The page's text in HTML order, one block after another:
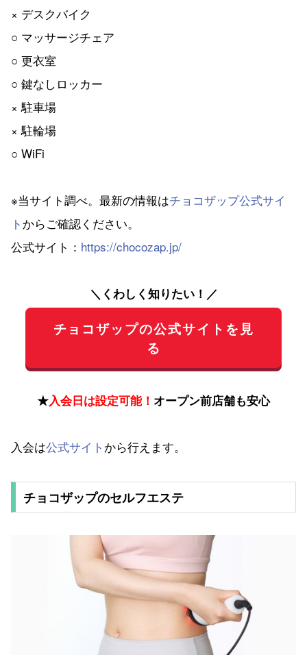
× デスクバイク
○ マッサージチェア
○ 更衣室
○ 鍵なしロッカー
× 駐車場
× 駐輪場
○ WiFi
※当サイト調べ。最新の情報はチョコザップ公式サイ
ト からご確認ください。
公式サイト： https://chocozap.jp/
＼くわしく知りたい！／
チョコザップの公式サイトを見
る
★入会日は設定可能！ オープン前店舗も安心
入会は公式サイト から行えます。
チョコザップのセルフエステ